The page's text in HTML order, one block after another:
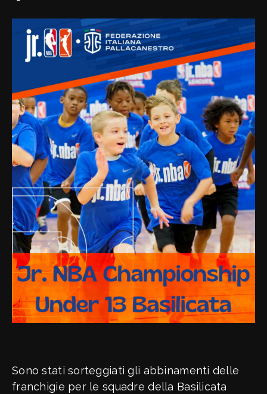
Allenatori e Preparatori fisici
Arbitri e Ufficiali di Campo
Disposizioni Organizzative
FIPmail
Istruttori Minibasket
Nuova affiliazione
Medicina dello sport
Procedura di firma elettronica (PIN dispositivo)
Registro delle Società Sportive
Sono stati sorteggiati gli abbinamenti delle
franchigie per le squadre della Basilicata